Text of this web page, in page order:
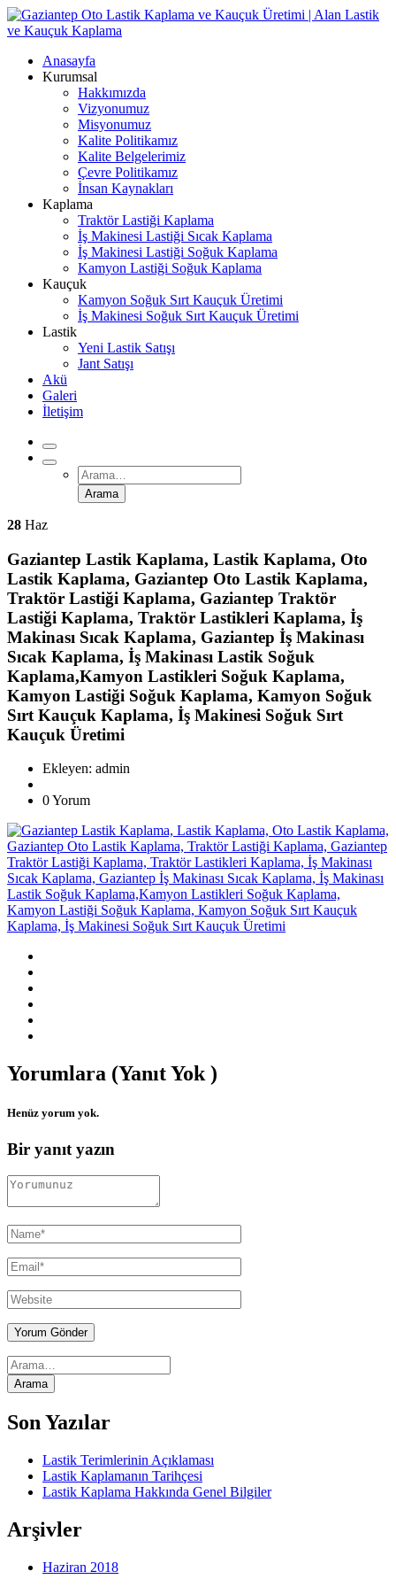
Anasayfa
Kurumsal
Hakkımızda
Vizyonumuz
Misyonumuz
Kalite Politikamız
Kalite Belgelerimiz
Çevre Politikamız
İnsan Kaynakları
Kaplama
Traktör Lastiği Kaplama
İş Makinesi Lastiği Sıcak Kaplama
İş Makinesi Lastiği Soğuk Kaplama
Kamyon Lastiği Soğuk Kaplama
Kauçuk
Kamyon Soğuk Sırt Kauçuk Üretimi
İş Makinesi Soğuk Sırt Kauçuk Üretimi
Lastik
Yeni Lastik Satışı
Jant Satışı
Akü
Galeri
İletişim
Arama
for:
28 Haz
Gaziantep Lastik Kaplama, Lastik Kaplama, Oto
Lastik Kaplama, Gaziantep Oto Lastik Kaplama,
Traktör Lastiği Kaplama, Gaziantep Traktör
Lastiği Kaplama, Traktör Lastikleri Kaplama, İş
Makinası Sıcak Kaplama, Gaziantep İş Makinası
Sıcak Kaplama, İş Makinası Lastik Soğuk
Kaplama,Kamyon Lastikleri Soğuk Kaplama,
Kamyon Lastiği Soğuk Kaplama, Kamyon Soğuk
Sırt Kauçuk Kaplama, İş Makinesi Soğuk Sırt
Kauçuk Üretimi
Ekleyen: admin
0 Yorum
Yorumlara (Yanıt Yok )
Henüz yorum yok.
Bir yanıt yazın
Arama
for:
Son Yazılar
Lastik Terimlerinin Açıklaması
Lastik Kaplamanın Tarihçesi
Lastik Kaplama Hakkında Genel Bilgiler
Arşivler
Haziran 2018